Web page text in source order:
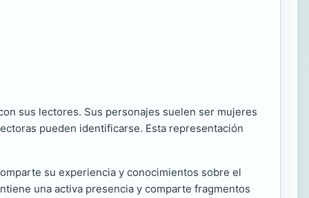
sus lectores. Sus personajes suelen ser mujeres
pueden identificarse. Esta representación
su experiencia y conocimientos sobre el
una activa presencia y comparte fragmentos